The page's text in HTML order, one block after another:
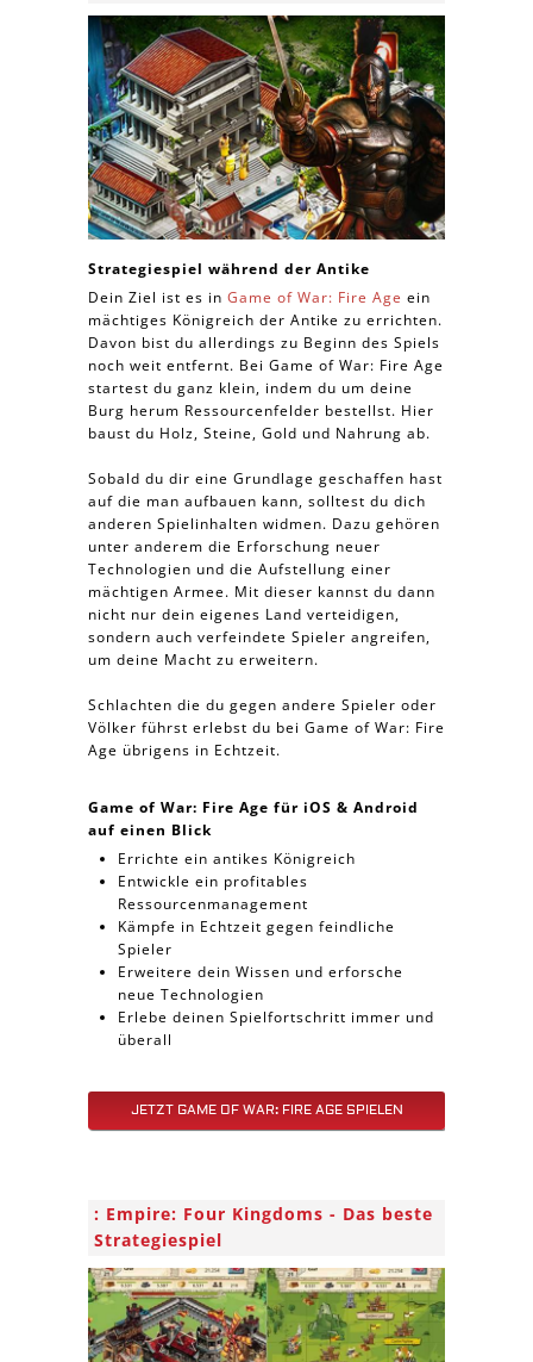
Strategiespiel während der Antike
Dein Ziel ist es in Game of War: Fire Age ein
mächtiges Königreich der Antike zu errichten.
Davon bist du allerdings zu Beginn des Spiels
noch weit entfernt. Bei Game of War: Fire Age
startest du ganz klein, indem du um deine
Burg herum Ressourcenfelder bestellst. Hier
baust du Holz, Steine, Gold und Nahrung ab.
Sobald du dir eine Grundlage geschaffen hast
auf die man aufbauen kann, solltest du dich
anderen Spielinhalten widmen. Dazu gehören
unter anderem die Erforschung neuer
Technologien und die Aufstellung einer
mächtigen Armee. Mit dieser kannst du dann
nicht nur dein eigenes Land verteidigen,
sondern auch verfeindete Spieler angreifen,
um deine Macht zu erweitern.
Schlachten die du gegen andere Spieler oder
Völker führst erlebst du bei Game of War: Fire
Age übrigens in Echtzeit.
Game of War: Fire Age für iOS & Android
auf einen Blick
Errichte ein antikes Königreich
Entwickle ein profitables
Ressourcenmanagement
Kämpfe in Echtzeit gegen feindliche
Spieler
Erweitere dein Wissen und erforsche
neue Technologien
Erlebe deinen Spielfortschritt immer und
überall
JETZT GAME OF WAR: FIRE AGE SPIELEN
Empire: Four Kingdoms - Das beste
Strategiespiel